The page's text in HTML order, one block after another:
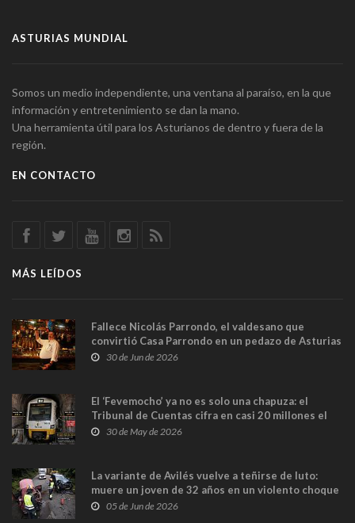
ASTURIAS MUNDIAL
Somos un medio independiente, una ventana al paraíso, en la que
información y entretenimiento se dan la mano.
Una herramienta útil para los Asturianos de dentro y fuera de la
región.
EN CONTACTO
MÁS LEÍDOS
Fallece Nicolás Parrondo, el valdesano que
convirtió Casa Parrondo en un pedazo de Asturias
en Madrid
30 de Jun de 2026
El ‘Fevemocho’ ya no es solo una chapuza: el
Tribunal de Cuentas cifra en casi 20 millones el
sobrecoste de los trenes que no cabían por los
30 de May de 2026
La variante de Avilés vuelve a teñirse de luto:
muere un joven de 32 años en un violento choque
frontal
05 de Jun de 2026